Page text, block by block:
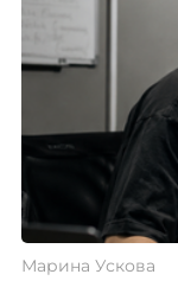
Марина Ускова